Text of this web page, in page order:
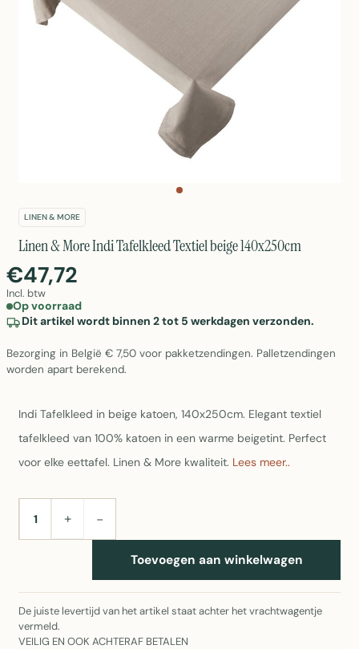
LINEN & MORE
Linen & More Indi Tafelkleed Textiel beige 140x250cm
€47,72
Incl. btw
Op voorraad
Dit artikel wordt binnen 2 tot 5 werkdagen verzonden.
Bezorging in België € 7,50 voor pakketzendingen. Palletzendingen
worden apart berekend.
Indi Tafelkleed in beige katoen, 140x250cm. Elegant textiel
tafelkleed van 100% katoen in een warme beigetint. Perfect
voor elke eettafel. Linen & More kwaliteit. Lees meer..
AANTAL+ −
Toevoegen aan winkelwagen
De juiste levertijd van het artikel staat achter het vrachtwagentje
vermeld.
VEILIG EN OOK ACHTERAF BETALEN